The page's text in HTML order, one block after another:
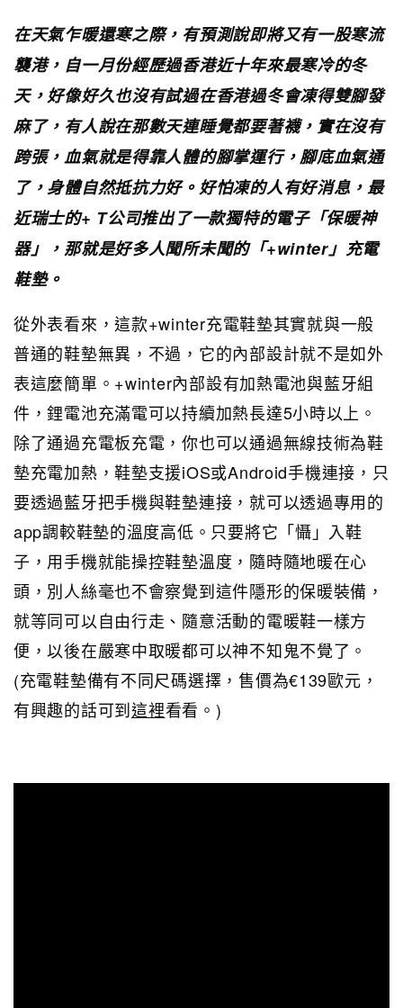
在天氣乍暖還寒之際，有預測說即將又有一股寒流
襲港，自一月份經歷過香港近十年來最寒冷的冬
天，好像好久也沒有試過在香港過冬會凍得雙腳發
麻了，有人說在那數天連睡覺都要著襪，實在沒有
跨張，血氣就是得靠人體的腳掌運行，腳底血氣通
了，身體自然抵抗力好。好怕凍的人有好消息，最
近瑞士的+ T公司推出了一款獨特的電子「保暖神
器」，那就是好多人聞所未聞的「+winter」充電
鞋墊。
從外表看來，這款+winter充電鞋墊其實就與一般
普通的鞋墊無異，不過，它的內部設計就不是如外
表這麼簡單。+winter內部設有加熱電池與藍牙組
件，鋰電池充滿電可以持續加熱長達5小時以上。
除了通過充電板充電，你也可以通過無線技術為鞋
墊充電加熱，鞋墊支援iOS或Android手機連接，只
要透過藍牙把手機與鞋墊連接，就可以透過專用的
app調較鞋墊的溫度高低。只要將它「懾」入鞋
子，用手機就能操控鞋墊溫度，隨時隨地暖在心
頭，別人絲毫也不會察覺到這件隱形的保暖裝備，
就等同可以自由行走、隨意活動的電暖鞋一樣方
便，以後在嚴寒中取暖都可以神不知鬼不覺了。
(充電鞋墊備有不同尺碼選擇，售價為€139歐元，
有興趣的話可到這裡看看。)